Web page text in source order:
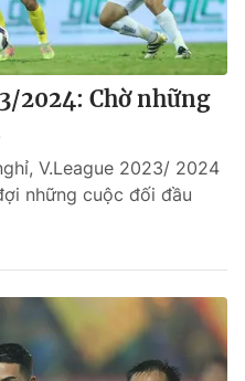
2024: Chờ những
V.League 2023/ 2024
những cuộc đối đầu